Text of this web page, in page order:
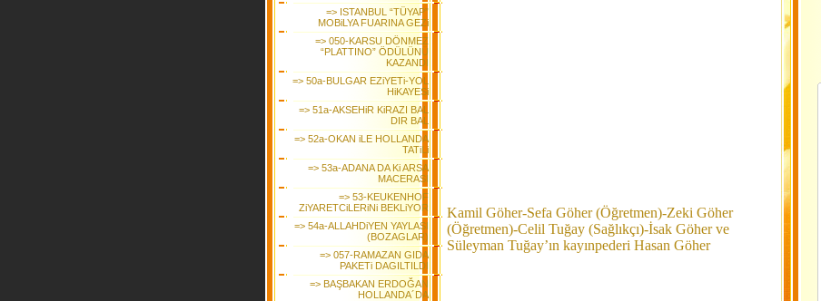
=> ISTANBUL “TÜYAP”
MOBiLYA FUARINA GEZi
=> 050-KARSU DÖNMEZ
“PLATTINO” ÖDÜLÜNÜ
KAZANDI
=> 50a-BULGAR EZiYETi-YOL
HiKAYESi
=> 51a-AKSEHiR KiRAZI BAL
DIR BAL
=> 52a-OKAN iLE HOLLANDA
TATiLi
=> 53a-ADANA DA Ki ARSA
MACERASI
=> 53-KEUKENHOF
ZiYARETCiLERiNi BEKLiYOR
=> 54a-ALLAHDiYEN YAYLASI
(BOZAGLAR)
=> 057-RAMAZAN GIDA
PAKETi DAGILTILDI
=> BAŞBAKAN ERDOĞAN
HOLLANDA´DA
Kamil Göher-Sefa Göher (Öğretmen)-Zeki Göher
(Öğretmen)-Celil Tuğay (Sağlıkçı)-İsak Göher ve
Süleyman Tuğay’ın kayınpederi Hasan Göher